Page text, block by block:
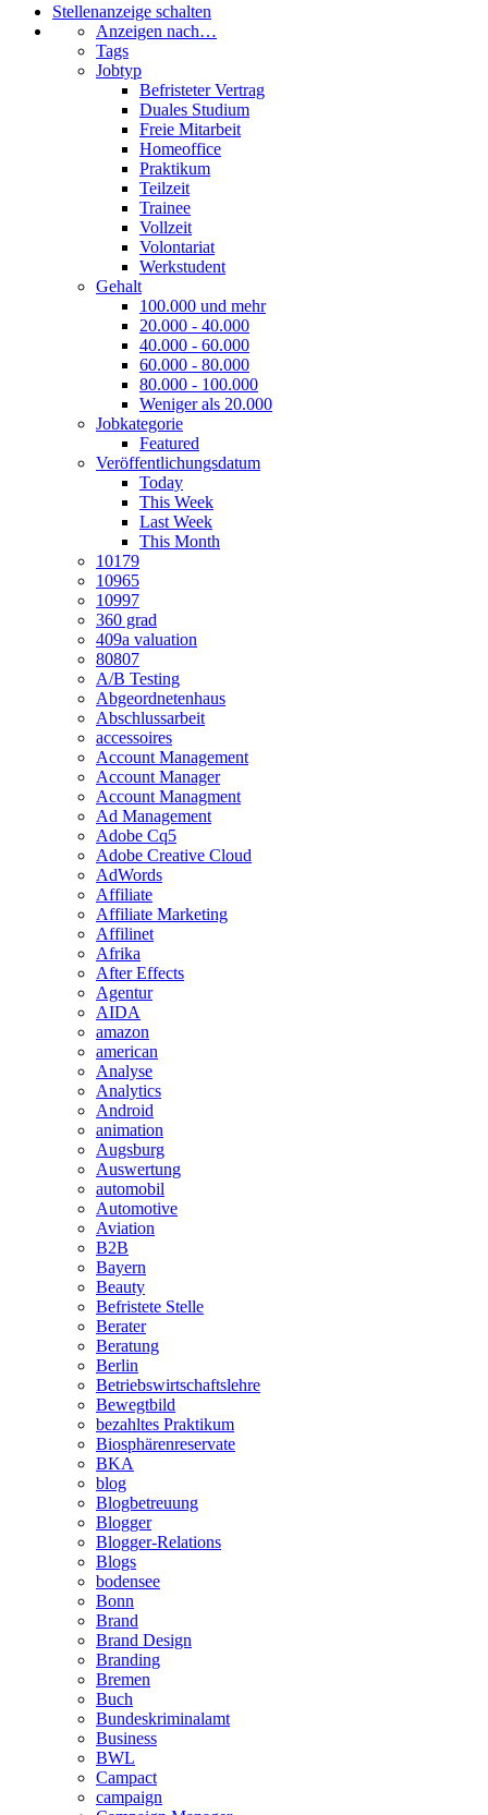
Stellenanzeige schalten
Anzeigen nach…
Tags
Jobtyp
Befristeter Vertrag
Duales Studium
Freie Mitarbeit
Homeoffice
Praktikum
Teilzeit
Trainee
Vollzeit
Volontariat
Werkstudent
Gehalt
100.000 und mehr
20.000 - 40.000
40.000 - 60.000
60.000 - 80.000
80.000 - 100.000
Weniger als 20.000
Jobkategorie
Featured
Veröffentlichungsdatum
Today
This Week
Last Week
This Month
10179
10965
10997
360 grad
409a valuation
80807
A/B Testing
Abgeordnetenhaus
Abschlussarbeit
accessoires
Account Management
Account Manager
Account Managment
Ad Management
Adobe Cq5
Adobe Creative Cloud
AdWords
Affiliate
Affiliate Marketing
Affilinet
Afrika
After Effects
Agentur
AIDA
amazon
american
Analyse
Analytics
Android
animation
Augsburg
Auswertung
automobil
Automotive
Aviation
B2B
Bayern
Beauty
Befristete Stelle
Berater
Beratung
Berlin
Betriebswirtschaftslehre
Bewegtbild
bezahltes Praktikum
Biosphärenreservate
BKA
blog
Blogbetreuung
Blogger
Blogger-Relations
Blogs
bodensee
Bonn
Brand
Brand Design
Branding
Bremen
Buch
Bundeskriminalamt
Business
BWL
Campact
campaign